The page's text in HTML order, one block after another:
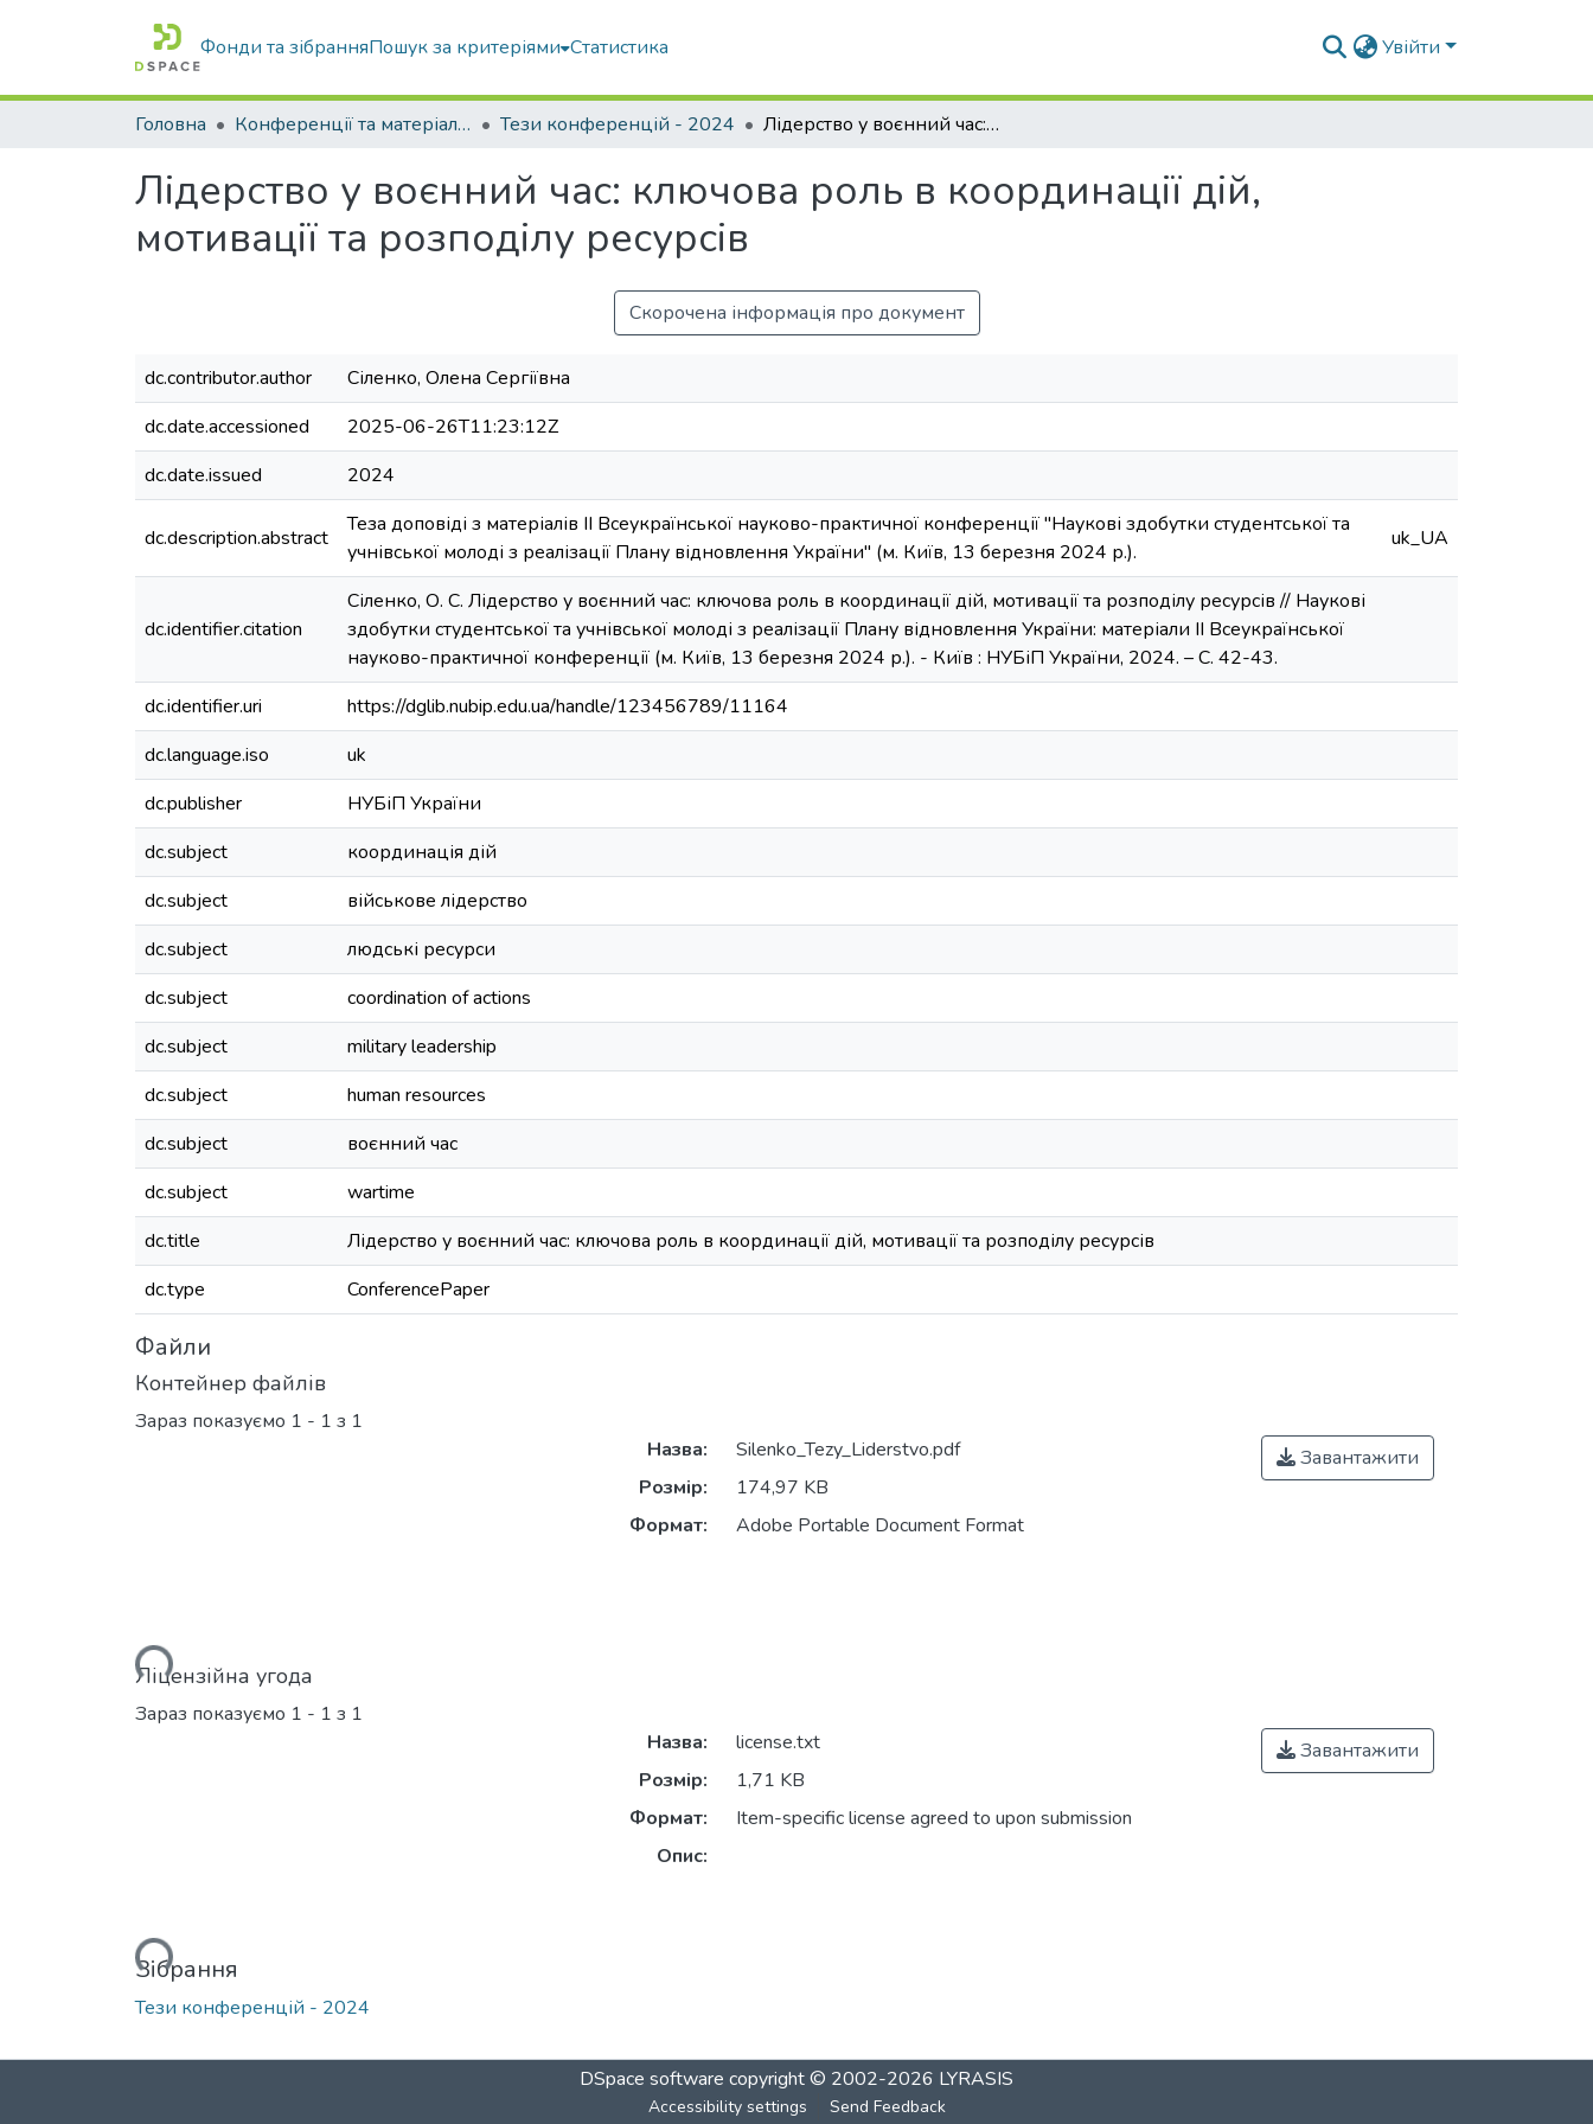
Фонди та зібранняПошук за критеріями Статистика Увійти
Головна Конференції та матеріали конференцій Тези конференцій - 2024 Лідерство у воєнний час: ключова роль в координації дій, мотивації та розподілу ресурсів
Лідерство у воєнний час: ключова роль в координації дій,
мотивації та розподілу ресурсів
Скорочена інформація про документ
dc.contributor.author
Сіленко, Олена Сергіївна
dc.date.accessioned
2025-06-26T11:23:12Z
dc.date.issued
2024
dc.description.abstract
Теза доповіді з матеріалів ІІ Всеукраїнської науково-практичної конференції "Наукові здобутки студентської та
учнівської молоді з реалізації Плану відновлення України" (м. Київ, 13 березня 2024 р.).
uk_UA
dc.identifier.citation
Сіленко, О. С. Лідерство у воєнний час: ключова роль в координації дій, мотивації та розподілу ресурсів // Наукові
здобутки студентської та учнівської молоді з реалізації Плану відновлення України: матеріали ІІ Всеукраїнської
науково-практичної конференції (м. Київ, 13 березня 2024 р.). - Київ : НУБіП України, 2024. – С. 42-43.
dc.identifier.uri
https://dglib.nubip.edu.ua/handle/123456789/11164
dc.language.iso
uk
dc.publisher
НУБіП України
dc.subject
координація дій
dc.subject
військове лідерство
dc.subject
людські ресурси
dc.subject
coordination of actions
dc.subject
military leadership
dc.subject
human resources
dc.subject
воєнний час
dc.subject
wartime
dc.title
Лідерство у воєнний час: ключова роль в координації дій, мотивації та розподілу ресурсів
dc.type
ConferencePaper
Файли
Контейнер файлів
Зараз показуємо 1 - 1 з 1
Вантажиться...
Назва:
Silenko_Tezy_Liderstvo.pdf
Розмір:
174,97 KB
Формат:
Adobe Portable Document Format
Завантажити
Ліцензійна угода
Зараз показуємо 1 - 1 з 1
Вантажиться...
Назва:
license.txt
Розмір:
1,71 KB
Формат:
Item-specific license agreed to upon submission
Опис:
Завантажити
Зібрання
Тези конференцій - 2024
DSpace software copyright © 2002-2026 LYRASIS
Accessibility settings Send Feedback